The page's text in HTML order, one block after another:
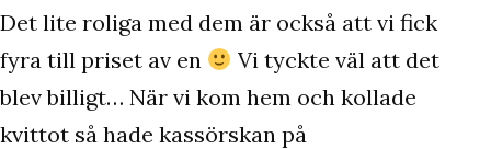
Det lite roliga med dem är också att vi fick
fyra till priset av en
Vi tyckte väl att det
blev billigt… När vi kom hem och kollade
kvittot så hade kassörskan på